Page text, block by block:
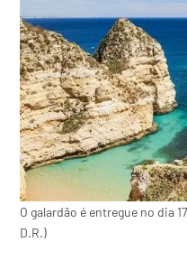
O galardão é entregue no dia
D.R.)